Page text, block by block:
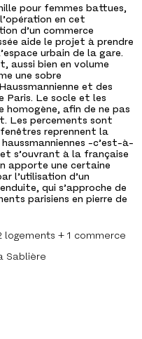
pour femmes battues,
en cet
d’un commerce
aide le projet à prendre
urbain de la gare.
aussi bien en volume
une sobre
et des
Paris. Le socle et les
afin de ne pas
Les percements sont
reprennent la
-c’est-à-
s’ouvrant à la française
apporte une certaine
l’utilisation d’un
qui s’approche de
parisiens en pierre de
logements + 1 commerce
Sablière